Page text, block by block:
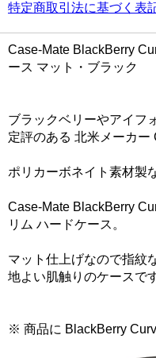
特定商取引法に基づく表
Case-Mate BlackBerry
ース マット・ブラック
ブラックベリーやアイフ
定評のある 北米メーカー
ポリカーボネイト素材製
Case-Mate BlackBerry
リム ハードケース。
マット仕上げなので指紋
地よい肌触りのケースです
※ 商品に BlackBerry